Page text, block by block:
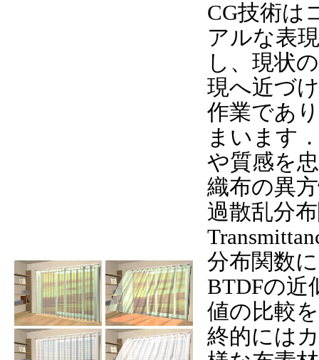
CG技術は
アルな表
し、現状
現へ近づ
作業であ
まいます
や質感を
織布の異
過散乱分
分布関数
BTDFの近
値の比較
終的には